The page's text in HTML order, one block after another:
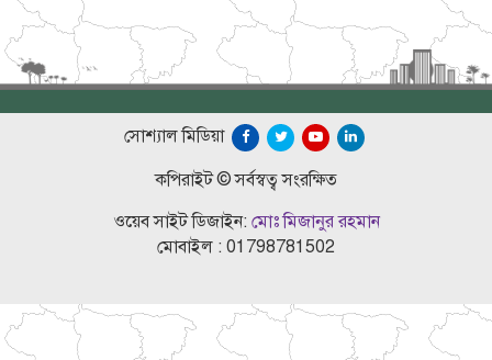
সোশ্যাল মিডিয়া
কপিরাইট © সর্বস্বত্ব সংরক্ষিত
ওয়েব সাইট ডিজাইন: মোঃ মিজানুর রহমান
মোবাইল : 01798781502